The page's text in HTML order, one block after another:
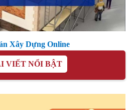
Xây Dựng Online
VIẾT NỔI BẬT